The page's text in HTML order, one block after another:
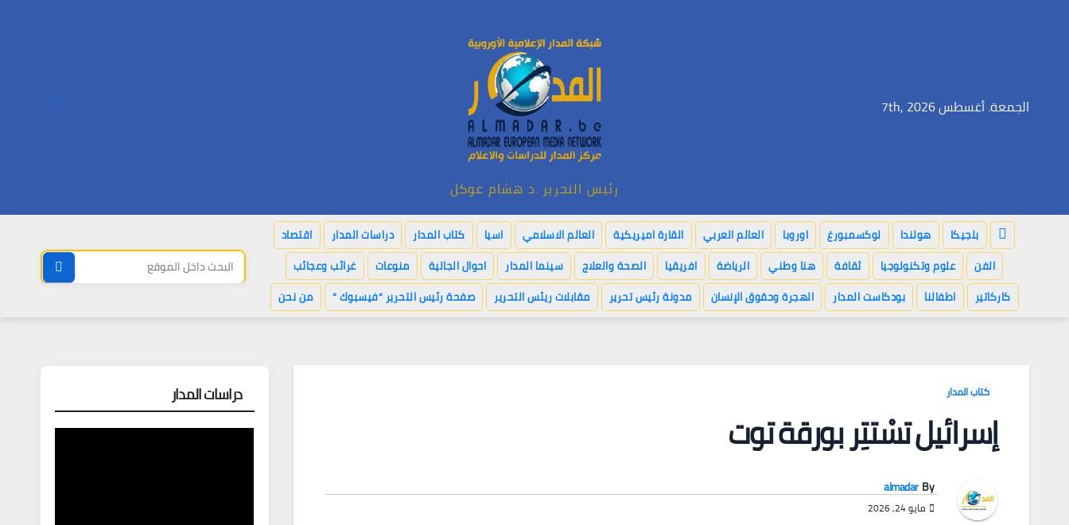
الجمعة. أغسطس 7th, 2026
رئيس التحرير .د هشام عوكل
بلجيكا هولندا لوكسمبورغ اوروبا العالم العربي القارة اميريكية العالم الاسلامي اسيا كتاب المدار دراسات المدار
اقتصاد
الفن
علوم وتكنولوجيا ثقافة هنا وطني الرياضة افريقيا الصحة والعلاج سينما المدار احوال الجالية منوعات
غرائب وعجائب
كاركاتير
اطفالنا بودكاست المدار الهجرة وحقوق الإنسان مدونة رئيس تحرير مقابلات ريئس التحرير صفحة رئيس التحرير “فيسبوك “ من نحن
كتاب المدار
إسرائيل تسْتتِر بورقة توت
By
almadar
مايو 24, 2026
دراسات المدار